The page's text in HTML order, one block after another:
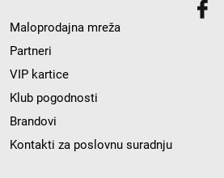
Maloprodajna mreža
Partneri
VIP kartice
Klub pogodnosti
Brandovi
Kontakti za poslovnu suradnju